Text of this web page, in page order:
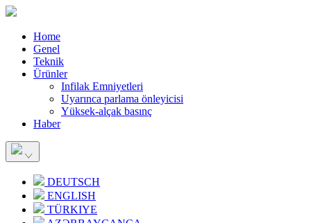
Home
Genel
Teknik
Ürünler
Infilak Emniyetleri
Uyarınca parlama önleyicisi
Yüksek-alçak basınç
Haber
DEUTSCH
ENGLISH
TÜRKIYE